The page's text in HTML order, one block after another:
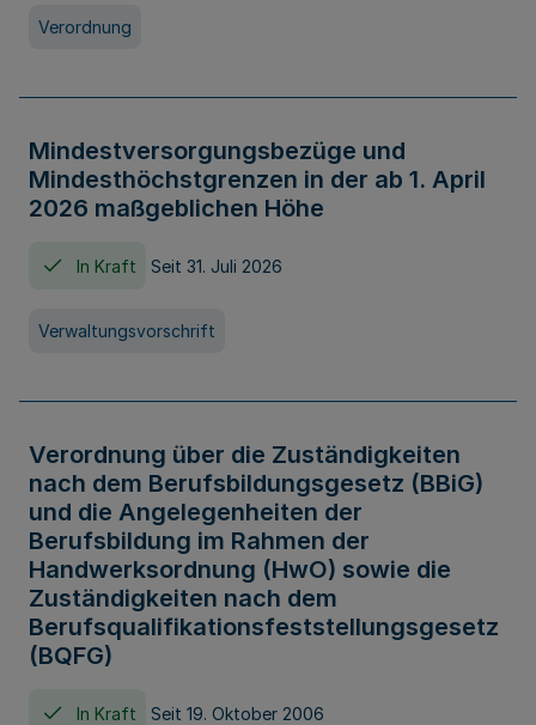
Verordnung
Mindestversorgungsbezüge und
Mindesthöchstgrenzen in der ab 1. April
2026 maßgeblichen Höhe
In Kraft Seit 31. Juli 2026
Verwaltungsvorschrift
Verordnung über die Zuständigkeiten
nach dem Berufsbildungsgesetz (BBiG)
und die Angelegenheiten der
Berufsbildung im Rahmen der
Handwerksordnung (HwO) sowie die
Zuständigkeiten nach dem
Berufsqualifikationsfeststellungsgesetz
(BQFG)
In Kraft Seit 19. Oktober 2006